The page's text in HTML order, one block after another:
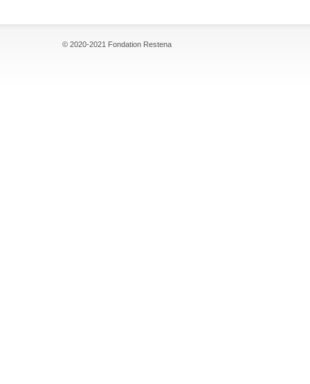
© 2020-2021 Fondation Restena